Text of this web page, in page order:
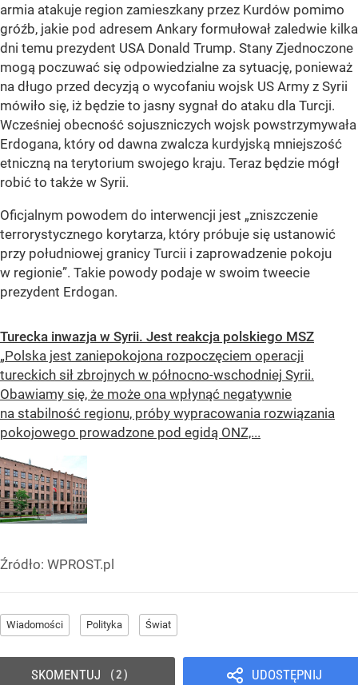
armia atakuje region zamieszkany przez Kurdów pomimo
gróźb, jakie pod adresem Ankary formułował zaledwie kilka
dni temu prezydent USA Donald Trump. Stany Zjednoczone
mogą poczuwać się odpowiedzialne za sytuację, ponieważ
na długo przed decyzją o wycofaniu wojsk US Army z Syrii
mówiło się, iż będzie to jasny sygnał do ataku dla Turcji.
Wcześniej obecność sojuszniczych wojsk powstrzymywała
Erdogana, który od dawna zwalcza kurdyjską mniejszość
etniczną na terytorium swojego kraju. Teraz będzie mógł
robić to także w Syrii.
Oficjalnym powodem do interwencji jest „zniszczenie
terrorystycznego korytarza, który próbuje się ustanowić
przy południowej granicy Turcii i zaprowadzenie pokoju
w regionie”. Takie powody podaje w swoim tweecie
prezydent Erdogan.
Turecka inwazja w Syrii. Jest reakcja polskiego MSZ
„Polska jest zaniepokojona rozpoczęciem operacji
tureckich sił zbrojnych w północno-wschodniej Syrii.
Obawiamy się, że może ona wpłynąć negatywnie
na stabilność regionu, próby wypracowania rozwiązania
pokojowego prowadzone pod egidą ONZ,...
Źródło: WPROST.pl
Wiadomości Polityka Świat
UDOSTĘPNIJ
SKOMENTUJ 2